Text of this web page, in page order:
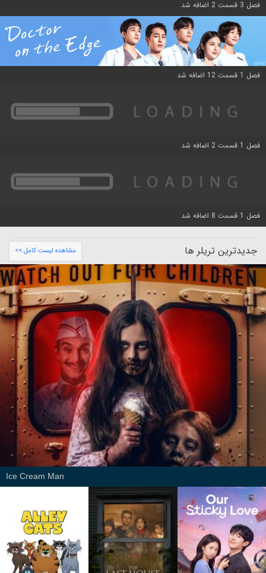
فصل 3 قسمت 2 اضافه شد
فصل 1 قسمت 12 اضافه شد
فصل 1 قسمت 2 اضافه شد
فصل 1 قسمت 8 اضافه شد
جدیدترین تریلر ها مشاهده لیست کامل >>
Ice Cream Man